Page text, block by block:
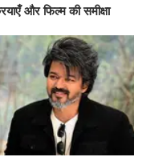
और फिल्म की समीक्षा